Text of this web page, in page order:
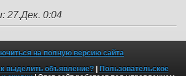
27.Дек. 0:04
на полную версию сайта
выделить объявление?| Пользовательское